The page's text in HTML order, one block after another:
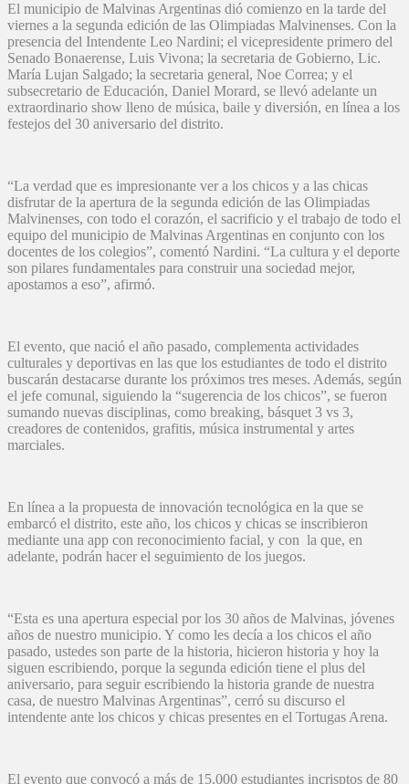
El municipio de Malvinas Argentinas dió comienzo en la tarde del
viernes a la segunda edición de las Olimpiadas Malvinenses. Con la
presencia del Intendente Leo Nardini; el vicepresidente primero del
Senado Bonaerense, Luis Vivona; la secretaria de Gobierno, Lic.
María Lujan Salgado; la secretaria general, Noe Correa; y el
subsecretario de Educación, Daniel Morard, se llevó adelante un
extraordinario show lleno de música, baile y diversión, en línea a los
festejos del 30 aniversario del distrito.
“La verdad que es impresionante ver a los chicos y a las chicas
disfrutar de la apertura de la segunda edición de las Olimpiadas
Malvinenses, con todo el corazón, el sacrificio y el trabajo de todo el
equipo del municipio de Malvinas Argentinas en conjunto con los
docentes de los colegios”, comentó Nardini. “La cultura y el deporte
son pilares fundamentales para construir una sociedad mejor,
apostamos a eso”, afirmó.
El evento, que nació el año pasado, complementa actividades
culturales y deportivas en las que los estudiantes de todo el distrito
buscarán destacarse durante los próximos tres meses. Además, según
el jefe comunal, siguiendo la “sugerencia de los chicos”, se fueron
sumando nuevas disciplinas, como breaking, básquet 3 vs 3,
creadores de contenidos, grafitis, música instrumental y artes
marciales.
En línea a la propuesta de innovación tecnológica en la que se
embarcó el distrito, este año, los chicos y chicas se inscribieron
mediante una app con reconocimiento facial, y con la que, en
adelante, podrán hacer el seguimiento de los juegos.
“Esta es una apertura especial por los 30 años de Malvinas, jóvenes
años de nuestro municipio. Y como les decía a los chicos el año
pasado, ustedes son parte de la historia, hicieron historia y hoy la
siguen escribiendo, porque la segunda edición tiene el plus del
aniversario, para seguir escribiendo la historia grande de nuestra
casa, de nuestro Malvinas Argentinas”, cerró su discurso el
intendente ante los chicos y chicas presentes en el Tortugas Arena.
El evento que convocó a más de 15.000 estudiantes incrisptos de 80